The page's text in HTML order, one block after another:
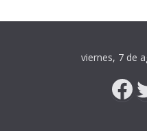
viernes, 7 de